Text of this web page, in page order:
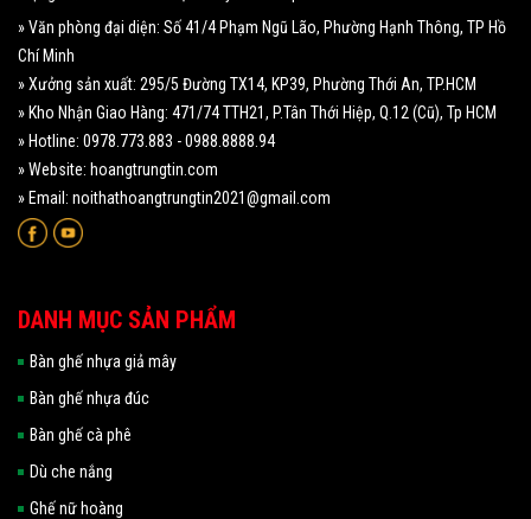
» Văn phòng đại diện: Số 41/4 Phạm Ngũ Lão, Phường Hạnh Thông, TP Hồ
Chí Minh
» Xưởng sản xuất: 295/5 Đường TX14, KP39, Phường Thới An, TP.HCM
» Kho Nhận Giao Hàng: 471/74 TTH21, P.Tân Thới Hiệp, Q.12 (Cũ), Tp HCM
» Hotline: 0978.773.883 - 0988.8888.94
» Website: hoangtrungtin.com
» Email: noithathoangtrungtin2021@gmail.com
DANH MỤC SẢN PHẨM
Bàn ghế nhựa giả mây
Bàn ghế nhựa đúc
Bàn ghế cà phê
Dù che nắng
Ghế nữ hoàng